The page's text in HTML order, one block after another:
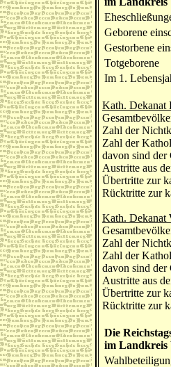
Geborene
Gestorbene
Totgeborene
Im 1.
Kath. Dekanat
Zahl der
Zahl der
davon sind der
Austritte aus
Übertritte zur
Rücktritte zur
Kath. Dekanat
Zahl der
Zahl der
davon sind der
Austritte aus
Übertritte zur
Rücktritte zur
Die
im Landkreis